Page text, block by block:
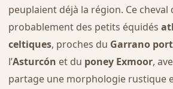
peuplaient déjà la région. Ce cheval
probablement des petits équidés
celtiques, proches du Garrano
l’Asturcón et du poney Exmoor,
partage une morphologie rustique